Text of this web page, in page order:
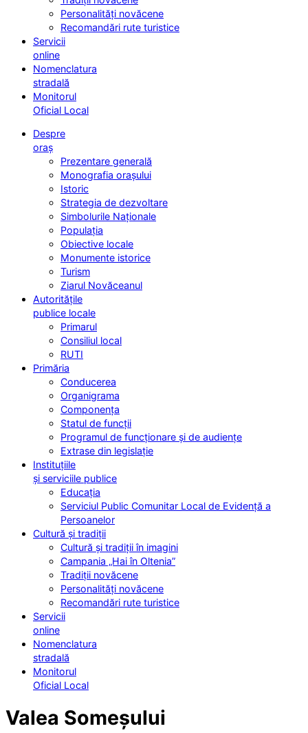
Personalități novăcene
Recomandări rute turistice
Servicii
online
Nomenclatura
stradală
Monitorul
Oficial Local
Despre
oraș
Prezentare generală
Monografia orașului
Istoric
Strategia de dezvoltare
Simbolurile Naționale
Populația
Obiective locale
Monumente istorice
Turism
Ziarul Novăceanul
Autoritățile
publice locale
Primarul
Consiliul local
RUTI
Primăria
Conducerea
Organigrama
Componența
Statul de funcții
Programul de funcționare și de audiențe
Extrase din legislație
Instituțiile
și serviciile publice
Educația
Serviciul Public Comunitar Local de Evidență a
Persoanelor
Cultură și tradiții
Cultură și tradiții în imagini
Campania „Hai în Oltenia”
Tradiții novăcene
Personalități novăcene
Recomandări rute turistice
Servicii
online
Nomenclatura
stradală
Monitorul
Oficial Local
Valea Someșului